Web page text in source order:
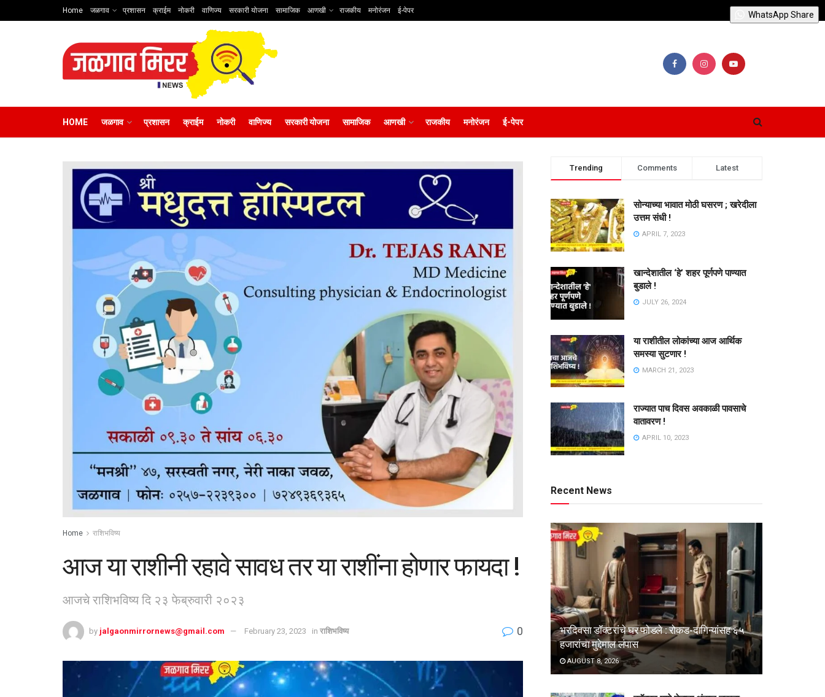
Home जळगाव प्रशासन क्राईम नोकरी वाणिज्य सरकारी योजना सामाजिक आणखी राजकीय मनोरंजन ई-पेपर
HOME जळगाव प्रशासन क्राईम नोकरी वाणिज्य सरकारी योजना सामाजिक आणखी राजकीय मनोरंजन ई-पेपर
Home राशिभविष्य
आज या राशीनी रहावे सावध तर या राशींना होणार फायदा !
आजचे राशिभविष्य दि २३ फेब्रुवारी २०२३
by jalgaonmirrornews@gmail.com February 23, 2023 in राशिभविष्य 0
Trending Comments Latest
सोन्याच्या भावात मोठी घसरण ; खरेदीला
उत्तम संधी !
APRIL 7, 2023
खान्देशातील ‘हे’ शहर पूर्णपणे पाण्यात
बुडाले !
JULY 26, 2024
या राशीतील लोकांच्या आज आर्थिक
समस्या सुटणार !
MARCH 21, 2023
राज्यात पाच दिवस अवकाळी पावसाचे
वातावरण !
APRIL 10, 2023
Recent News
भरदिवसा डॉक्टरांचे घर फोडले : रोकड-दागिन्यांसह ६५
हजारांचा मुद्देमाल लंपास
AUGUST 8, 2026
WhatsApp Share